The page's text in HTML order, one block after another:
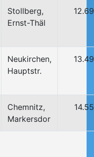
Stollberg,
Ernst-Thäl
Neukirchen,
Hauptstr.
Chemnitz,
Markersdor